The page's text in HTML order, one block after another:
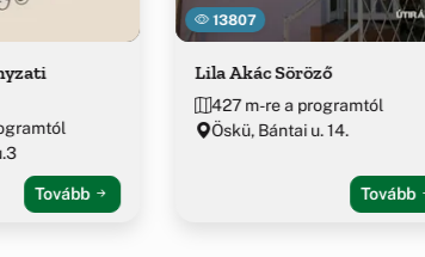
Tovább
13807
Lila Akác Söröző
427 m-re a programtól
Öskü, Bántai u. 14.
Tovább